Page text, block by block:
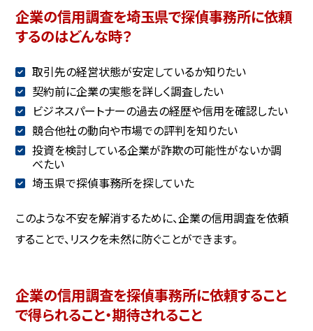
企業の信用調査を埼玉県で探偵事務所に依頼
するのはどんな時？
取引先の経営状態が安定しているか知りたい
契約前に企業の実態を詳しく調査したい
ビジネスパートナーの過去の経歴や信用を確認したい
競合他社の動向や市場での評判を知りたい
投資を検討している企業が詐欺の可能性がないか調
べたい
埼玉県で探偵事務所を探していた
このような不安を解消するために、企業の信用調査を依頼
することで、リスクを未然に防ぐことができます。
企業の信用調査を探偵事務所に依頼すること
で得られること・期待されること